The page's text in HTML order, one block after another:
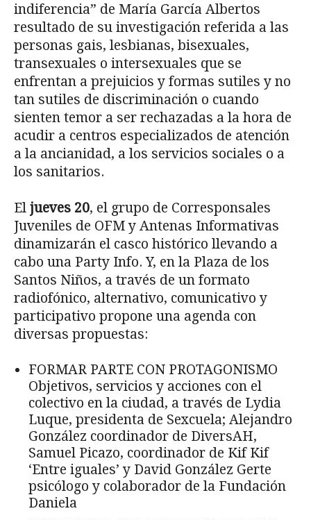
indiferencia” de María García Albertos
resultado de su investigación referida a las
personas gais, lesbianas, bisexuales,
transexuales o intersexuales que se
enfrentan a prejuicios y formas sutiles y no
tan sutiles de discriminación o cuando
sienten temor a ser rechazadas a la hora de
acudir a centros especializados de atención
a la ancianidad, a los servicios sociales o a
los sanitarios.
El jueves 20, el grupo de Corresponsales
Juveniles de OFM y Antenas Informativas
dinamizarán el casco histórico llevando a
cabo una Party Info. Y, en la Plaza de los
Santos Niños, a través de un formato
radiofónico, alternativo, comunicativo y
participativo propone una agenda con
diversas propuestas:
FORMAR PARTE CON PROTAGONISMO
Objetivos, servicios y acciones con el
colectivo en la ciudad, a través de Lydia
Luque, presidenta de Sexcuela; Alejandro
González coordinador de DiversAH,
Samuel Picazo, coordinador de Kif Kif
‘Entre iguales’ y David González Gerte
psicólogo y colaborador de la Fundación
Daniela